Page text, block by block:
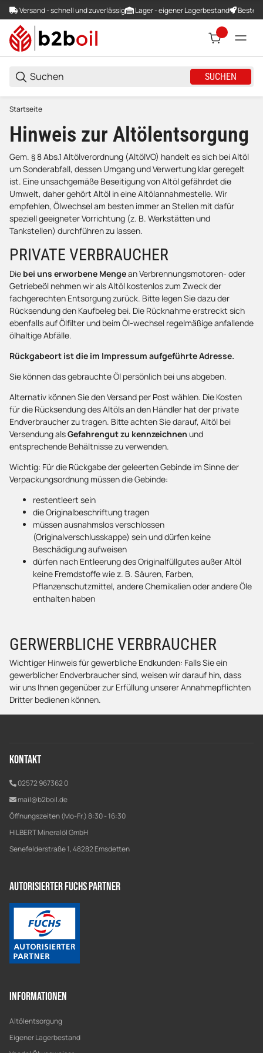
Versand - schnell und zuverlässig Lager - eigener Lagerbestand
SUCHEN
Startseite
Hinweis zur Altölentsorgung
Gem. § 8 Abs.1 Altölverordnung (AltölVO) handelt es sich bei Altöl
um Sonderabfall, dessen Umgang und Verwertung klar geregelt
ist. Eine unsachgemäße Beseitigung von Altöl gefährdet die
Umwelt, daher gehört Altöl in eine Altölannahmestelle. Wir
empfehlen, Ölwechsel am besten immer an Stellen mit dafür
speziell geeigneter Vorrichtung (z. B. Werkstätten und
Tankstellen) durchführen zu lassen.
PRIVATE VERBRAUCHER
Die bei uns erworbene Mengean Verbrennungsmotoren- oder
Getriebeöl nehmen wir als Altöl kostenlos zum Zweck der
fachgerechten Entsorgung zurück. Bitte legen Sie dazu der
Rücksendung den Kaufbeleg bei. Die Rücknahme erstreckt sich
ebenfalls auf Ölfilter und beim Öl-wechsel regelmäßige anfallende
ölhaltige Abfälle.
Rückgabeort ist die im Impressum aufgeführte Adresse.
Sie können das gebrauchte Öl persönlich bei uns abgeben.
Alternativ können Sie den Versand per Post wählen. Die Kosten
für die Rücksendung des Altöls an den Händler hat der private
Endverbraucher zu tragen. Bitte achten Sie darauf, Altöl bei
Versendung alsGefahrengut zu kennzeichnen und
entsprechende Behältnisse zu verwenden.
Wichtig: Für die Rückgabe der geleerten Gebinde im Sinne der
Verpackungsordnung müssen die Gebinde:
restentleert sein
die Originalbeschriftung tragen
müssen ausnahmslos verschlossen
(Originalverschlusskappe) sein und dürfen keine
Beschädigung aufweisen
dürfen nach Entleerung des Originalfüllgutes außer Altöl
keine Fremdstoffe wie z. B. Säuren, Farben,
Pflanzenschutzmittel, andere Chemikalien oder andere Öle
enthalten haben
GERWERBLICHE VERBRAUCHER
Wichtiger Hinweis für gewerbliche Endkunden: Falls Sie ein
gewerblicher Endverbraucher sind, weisen wir darauf hin, dass
wir uns Ihnen gegenüber zur Erfüllung unserer Annahmepflichten
Dritter bedienen können.
Kontakt
02572 967362 0
mail@b2boil.de
Öffnungszeiten (Mo-Fr.) 8:30 - 16:30
HILBERT Mineralöl GmbH
Senefelderstraße 1, 48282 Emsdetten
Autorisierter Fuchs Partner
Informationen
Altölentsorgung
Eigener Lagerbestand